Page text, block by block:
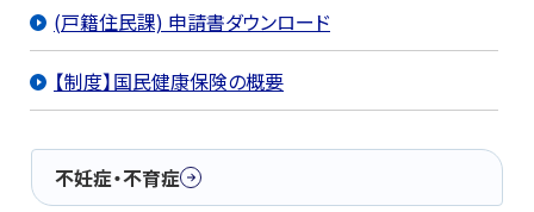
(戸籍住民課) 申請書ダウンロード
【制度】国民健康保険の概要
不妊症・不育症